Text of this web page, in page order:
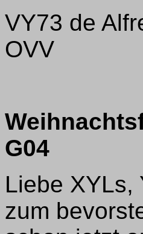
VY73 de
OVV
G04
Liebe XYLs,
zum